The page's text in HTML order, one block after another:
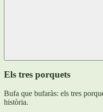
Els tres porquets
Bufa que bufaràs: els tres
història.